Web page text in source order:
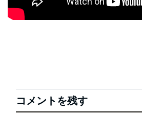
コメントを残す